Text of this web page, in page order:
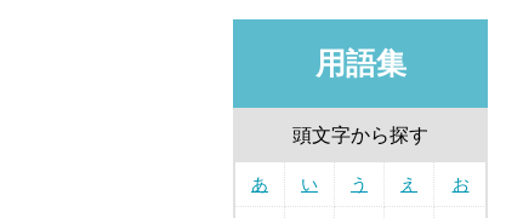
用語集
頭文字から探す
あ い う え お